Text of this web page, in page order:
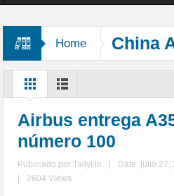
Home China
Airbus entrega
número 100
Publicado porTallyHo Date: julio 27,
2604 Views